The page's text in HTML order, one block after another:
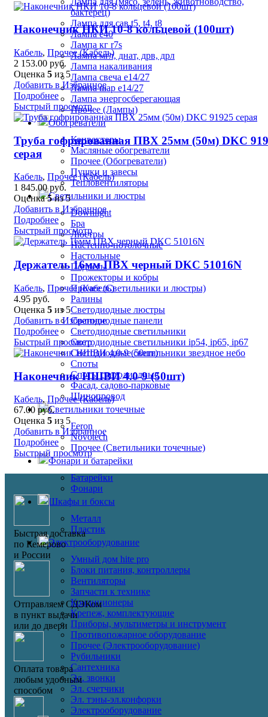
бактерец)
Лампа для сав t5, t4, t8
Лампа е40
Лампа кг r7s
Лампа мгл, днат, дрв, дрл
Лампа накаливания
Лампа свеча е14/27
Лампа шар е14/27
Лампа энергосберегающая
Прочее (Лампы)
Обогреватели
Конвекторы
Масляные обогреватели
Прочее (Обогреватели)
Пушки и завесы
Тепловентиляторы
Светильники и люстры
Downlight
Бра
Люстры
Настенно-потолочные
Настольные
Подвесы
Прожекторы и кобры
Прочее (Светильники и люстры)
Ралины
Светодиодные люстры
Светодиодные панели
Светодиодные светильники
Светодиодные светильники ip54, ip65, ip67
Светодиодные светильники звездное небо
Споты
Споты светодиодные
Фасад, садово-парковые
Шинопровод
Светильники точечные
Feron
Novotech
Прочее (Светильники точечные)
Фонари и батарейки
Батарейки
Фонари
Шкафы и боксы
Металл
Пластик
Электрооборудование
Умный дом hite pro
Блоки питания, контроллеры
Вентиляторы
Запчасти к технике
Кондиционеры
Крепеж, комплектующие
Приборы, мультиметры и инструмент
Противопожарное оборудование
Прочее (Электрооборудование)
Рубильники
Сантехника
Эл. звонки
Эл. счетчики
Эл. тэны-эл.конфорки
Электрооборудование
Наконечник НКИ 10-8 кольцевой (100шт)
Кабель, Прочее (Кабель)
2 153.00 руб.
Оценка 5 из 5
Добавить в Избранное
Подробнее
Быстрый просмотр
Труба гофрированная ПВХ 25мм (50м) DKC
серая
Кабель, Прочее (Кабель)
1 845.00руб.
Оценка5из 5
Добавить в Избранное
Подробнее
Быстрый просмотр
Держатель 16мм ПВХ черный DKC 51016N
Кабель, Прочее (Кабель)
4.95 руб.
Оценка 5 из 5
Добавить в Избранное
Подробнее
Быстрый просмотр
Наконечник НШВИ 4.0-9 (50шт)
Кабель, Прочее (Кабель)
67.00 руб.
Оценка 5 из 5
Добавить в Избранное
Подробнее
Быстрый просмотр
Быстрая доставка
по Кемерово
и России
Отправляем СДЭКом
в пункт выдачи
или до двери
Оплата товара
любым удобным
способом